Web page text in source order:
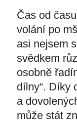
Čas od
volání po
asi nejsem
svědkem
osobně
dílny“. Díky
a
může stát